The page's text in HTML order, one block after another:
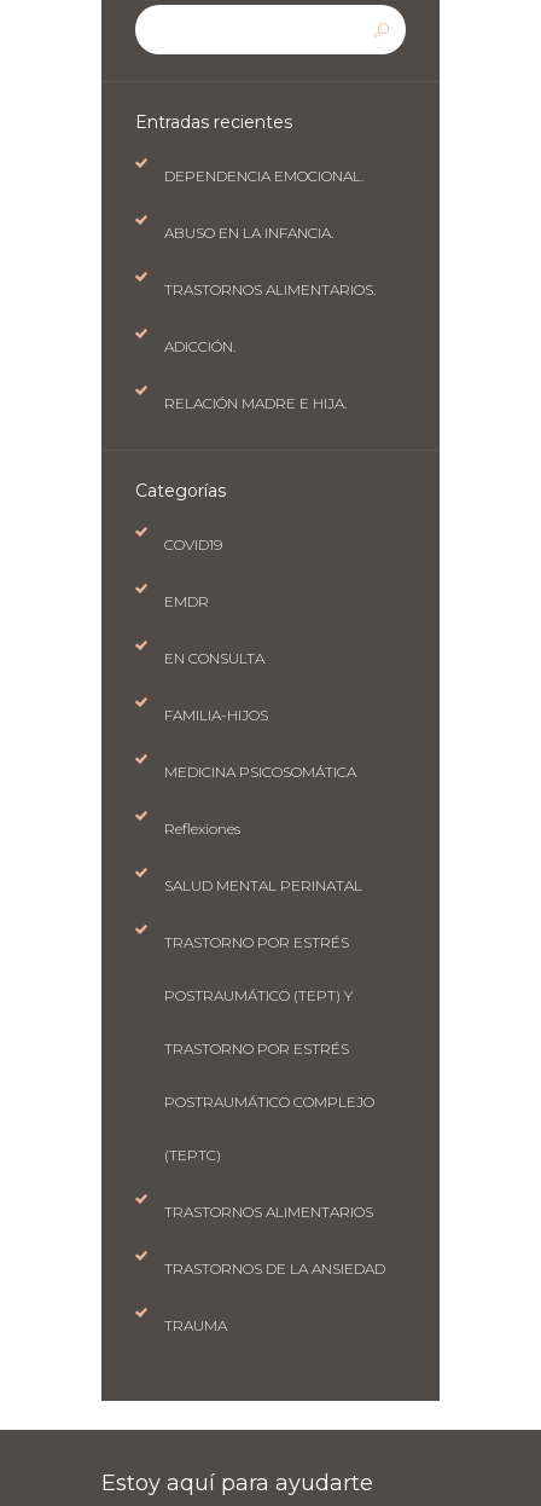
Entradas recientes
DEPENDENCIA EMOCIONAL.
ABUSO EN LA INFANCIA.
TRASTORNOS ALIMENTARIOS.
ADICCIÓN.
RELACIÓN MADRE E HIJA.
Categorías
COVID19
EMDR
EN CONSULTA
FAMILIA-HIJOS
MEDICINA PSICOSOMÁTICA
Reflexiones
SALUD MENTAL PERINATAL
TRASTORNO POR ESTRÉS
POSTRAUMÁTICO (TEPT) Y
TRASTORNO POR ESTRÉS
POSTRAUMÁTICO COMPLEJO
(TEPTC)
TRASTORNOS ALIMENTARIOS
TRASTORNOS DE LA ANSIEDAD
TRAUMA
Estoy aquí para ayudarte